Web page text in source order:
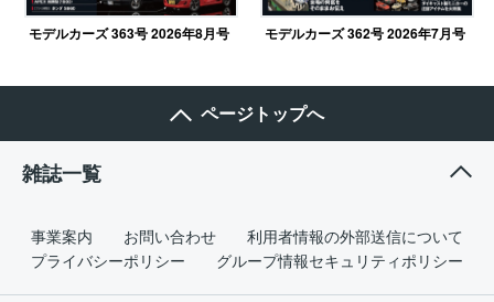
モデルカーズ 363号 2026年8月号 モデルカーズ 362号 2026年7月号
ページトップへ
雑誌一覧
事業案内 お問い合わせ
利用者情報の外部送信について
プライバシーポリシー
グループ情報セキュリティポリシー